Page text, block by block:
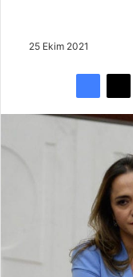
25 Ekim 2021